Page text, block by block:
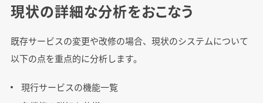
現状の詳細な分析をおこなう
既存サービスの変更や改修の場合、現状のシステムについて
以下の点を重点的に分析します。
現行サービスの機能一覧